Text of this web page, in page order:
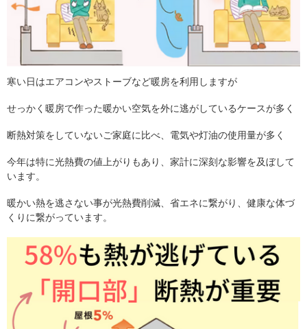
寒い日はエアコンやストーブなど暖房を利用しますが
せっかく暖房で作った暖かい空気を外に逃がしているケースが多く
断熱対策をしていないご家庭に比べ、電気や灯油の使用量が多く
今年は特に光熱費の値上がりもあり、家計に深刻な影響を及ぼして
います。
暖かい熱を逃さない事が光熱費削減、省エネに繋がり、健康な体づ
くりに繋がっています。